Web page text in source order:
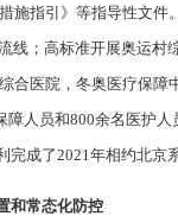
施指引》等指导性文
线；高标准开展奥运
合医院，冬奥医疗保
人员和800余名医护
完成了2021年相约北
和常态化防控